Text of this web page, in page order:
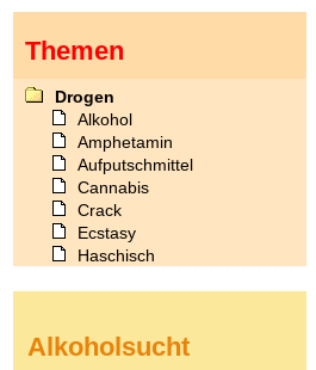
Themen
Drogen
Alkohol
Amphetamin
Aufputschmittel
Cannabis
Crack
Ecstasy
Haschisch
Kokain
Alkoholsucht